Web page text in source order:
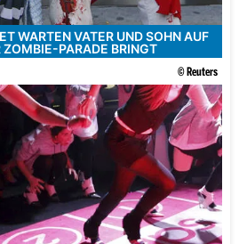
WARTEN VATER UND SOHN AUF
ZOMBIE-PARADE BRINGT
© Reuters